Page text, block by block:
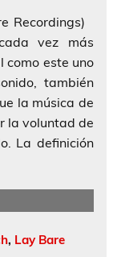
Recordings)
vez más
como este uno
también
la música de
la voluntad de
La definición
, Lay Bare